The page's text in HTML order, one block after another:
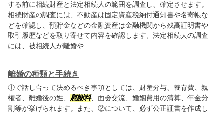
する前に相続財産と法定相続人の範囲を調査し、確定させます。
相続財産の調査には、不動産は固定資産税納付通知書や名寄帳な
どを確認し、預貯金などの金融資産は金融機関から残高証明書や
取引履歴などを取り寄せて内容を確認します。法定相続人の調査
には、被相続人が離婚や...
離婚の種類と手続き
①で話し合って決めるべき事項としては、財産分与、養育費、親
権者、離婚後の姓、 慰謝料、面会交流、婚姻費用の清算、年金分
割等が挙げられます。また、②について、必ず公正証書を作成し